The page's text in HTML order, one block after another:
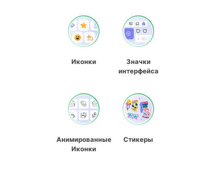
Иконки
Значки
интерфейса
Анимированные
Иконки
Стикеры